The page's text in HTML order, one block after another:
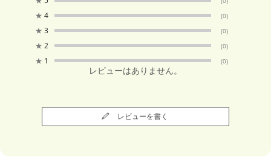
★ 4 (0)
★ 3 (0)
★ 2 (0)
★ 1 (0)
レビューはありません。
レビューを書く